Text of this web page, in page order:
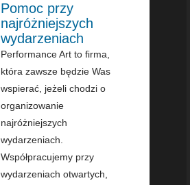
Pomoc przy
najróżniejszych
wydarzeniach
Performance Art to firma,
która zawsze będzie Was
wspierać, jeżeli chodzi o
organizowanie
najróżniejszych
wydarzeniach.
Współpracujemy przy
wydarzeniach otwartych,